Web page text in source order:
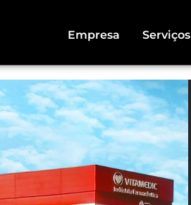
Empresa Serviços